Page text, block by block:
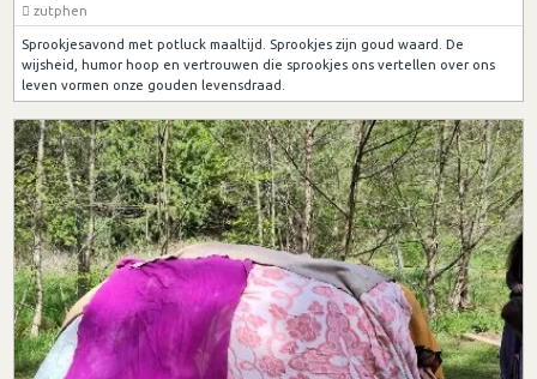
zutphen
Sprookjesavond met potluck maaltijd. Sprookjes zijn goud waard. De
wijsheid, humor hoop en vertrouwen die sprookjes ons vertellen over ons
leven vormen onze gouden levensdraad.